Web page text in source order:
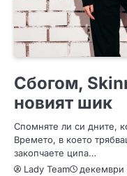
Сбогом,
новият шик
Спомняте ли си дните,
Времето, в което
закопчаете ципа…
Lady Team
декември